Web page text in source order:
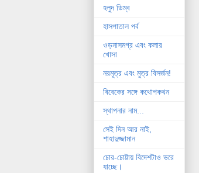
হলুদ ডিম্ব
হাসপাতাল পর্ব
ওড়নাসমগ্র এবং কলার
খোসা
নরমূত্র এবং মুত্র বিসর্জন!
বিবেকের সঙ্গে কথোপকথন
স্থাপনার নাম...
সেই দিন আর নাই,
শাহাদুজ্জামান
চোর-চোট্টায় বিদেশটাও ভরে
যাচ্ছে।